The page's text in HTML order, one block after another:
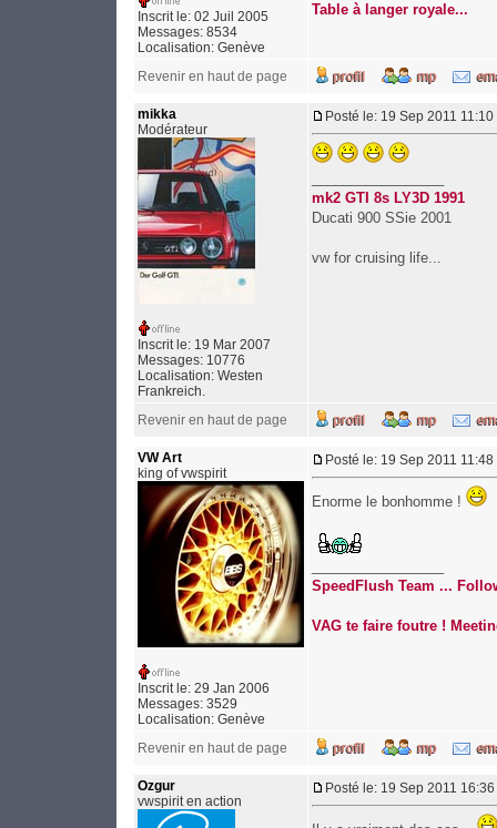
Inscrit le: 02 Juil 2005
Messages: 8534
Localisation: Genève
Table à langer royale...
Revenir en haut de page
mikka
Modérateur
Inscrit le: 19 Mar 2007
Messages: 10776
Localisation: Westen
Frankreich.
Posté le: 19 Sep 2011 11:10
mk2 GTI 8s LY3D 1991
Ducati 900 SSie 2001
vw for cruising life...
Revenir en haut de page
VW Art
king of vwspirit
Inscrit le: 29 Jan 2006
Messages: 3529
Localisation: Genève
Posté le: 19 Sep 2011 11:48
Enorme le bonhomme !
SpeedFlush Team ...
VAG te faire foutre !
Revenir en haut de page
Ozgur
vwspirit en action
Posté le: 19 Sep 2011 16:36